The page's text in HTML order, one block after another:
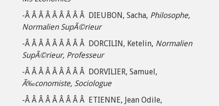
-Â Â Â Â Â Â Â Â Â DIEUBON, Sacha, Philosophe,
Normalien SupÃ©rieur
-Â Â Â Â Â Â Â Â Â DORCILIN, Ketelin, Normalien
SupÃ©rieur, Professeur
-Â Â Â Â Â Â Â Â Â DORVILIER, Samuel,
Ã‰conomiste, Sociologue
-Â Â Â Â Â Â Â Â Â ETIENNE, Jean Odile,